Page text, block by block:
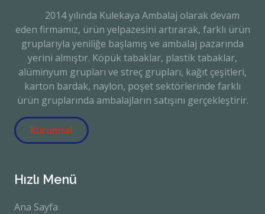
2014 yılında Kulekaya Ambalaj olarak devam
eden firmamız, ürün yelpazesini artırarak, farklı ürün
gruplarıyla yeniliğe başlamış ve ambalaj pazarında
yerini almıştır. Köpük tabaklar, plastik tabaklar,
alüminyum grupları ve streç grupları, kağıt çeşitleri,
karton bardak, naylon, poşet sektörlerinde farklı
ürün gruplarında ambalajların satışını gerçekleştirir.
Kurumsal
Hızlı Menü
Ana Sayfa